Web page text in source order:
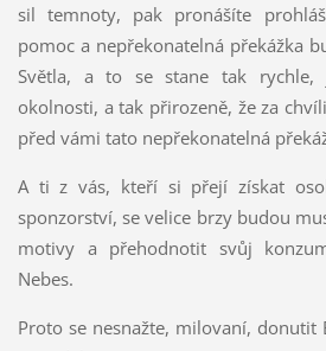
sil temnoty, pak pronášíte
pomoc a nepřekonatelná překážka
Světla, a to se stane tak
okolnosti, a tak přirozeně, že za
před vámi tato nepřekonatelná
A ti z vás, kteří si přejí získat
sponzorství, se velice brzy budou
motivy a přehodnotit svůj
Nebes.
Proto se nesnažte, milovaní, donutit